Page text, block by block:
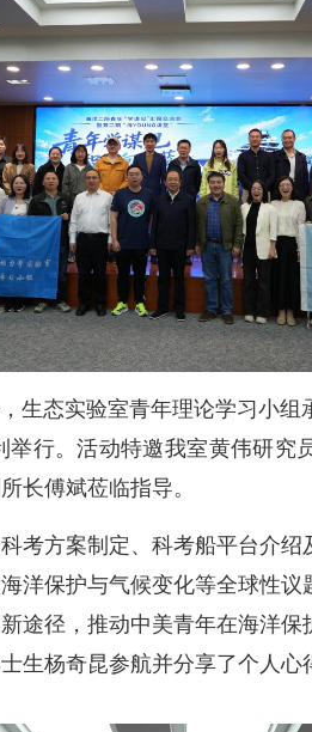
生态实验室青年理论学习小组
行。活动特邀我室黄伟研究
长傅斌莅临指导。
考方案制定、科考船平台介
洋保护与气候变化等全球性
途径，推动中美青年在海洋
生杨奇昆参航并分享了个人心